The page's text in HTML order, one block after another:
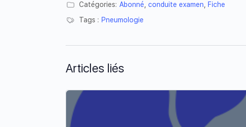
Catégories: Abonné conduite examen
Fiche
Tags : Pneumologie
Articles liés